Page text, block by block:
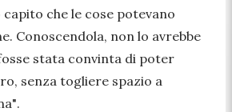
che le cose potevano
Conoscendola, non lo avrebbe
stata convinta di poter
senza togliere spazio a
.